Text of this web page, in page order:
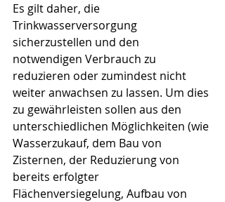
Es gilt daher, die
Trinkwasserversorgung
sicherzustellen und den
notwendigen Verbrauch zu
reduzieren oder zumindest nicht
weiter anwachsen zu lassen. Um dies
zu gewährleisten sollen aus den
unterschiedlichen Möglichkeiten (wie
Wasserzukauf, dem Bau von
Zisternen, der Reduzierung von
bereits erfolgter
Flächenversiegelung, Aufbau von